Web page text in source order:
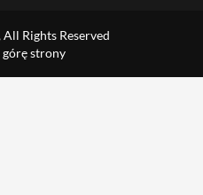
Rights Reserved
górę strony